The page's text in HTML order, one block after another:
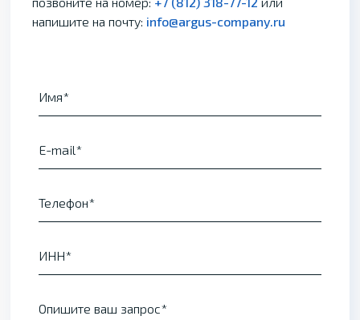
напишите на почту: info@argus-company.ru
Имя
E-mail
Телефон
ИНН
Опишите ваш запрос